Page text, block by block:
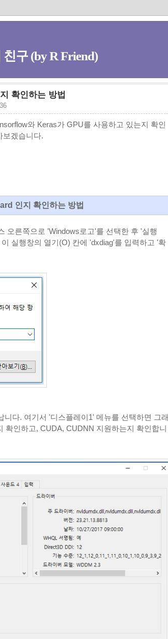
구 (by R Friend)
확인하는 방법
와 Keras가 GPU를 사용하고 있는지 확인
보겠습니다.
인지 확인하는 방법
오른쪽으로 'Windows로고'를 선택한 후 '실행
실행창의 열기(O) 칸에 'dxdiag'를 입력하고 '확
다. 여기서 '디스플레이1' 메뉴를 선택하면 그래
확인하고, CUDA, CUDNN 지원하는지 확인합니